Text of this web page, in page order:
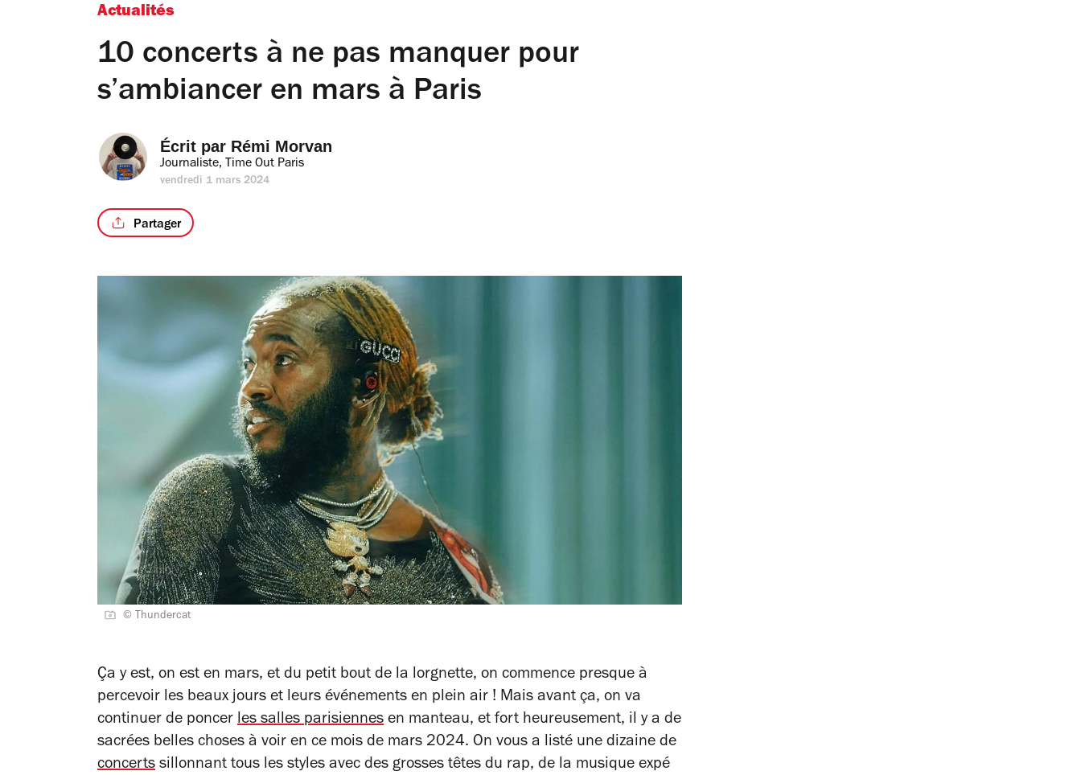
Actualités
10 concerts à ne pas manquer pour
s’ambiancer en mars à Paris
Écrit par Rémi Morvan
Journaliste, Time Out Paris
vendredi 1 mars 2024
Partager
© Thundercat
Ça y est, on est en mars, et du petit bout de la lorgnette, on commence presque à
percevoir les beaux jours et leurs événements en plein air ! Mais avant ça, on va
continuer de poncer les salles parisiennes en manteau, et fort heureusement, il y a de
sacrées belles choses à voir en ce mois de mars 2024. On vous a listé une dizaine de
concerts sillonnant tous les styles avec des grosses têtes du rap, de la musique expé